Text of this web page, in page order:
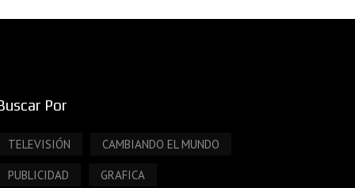
Por
TELEVISIÓN CAMBIANDO EL MUNDO
PUBLICIDAD GRAFICA